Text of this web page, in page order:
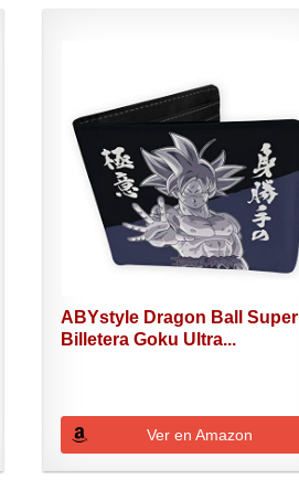
ABYstyle Dragon Ball Super
Billetera Goku Ultra...
Ver en Amazon